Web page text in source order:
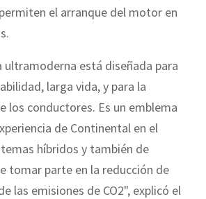
el arranque del motor en
está diseñada para
larga vida, y para la
los conductores. Es un emblema
de Continental en el
híbridos y también de
tomar parte en la reducción de
las emisiones de CO2", explicó el